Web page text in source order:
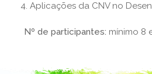
4. Aplicações da CNV no
Nº de participantes: mínimo 8